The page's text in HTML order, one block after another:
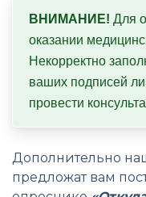
ВНИМАНИЕ! Для
оказании
Некорректно
ваших подписей
провести
Дополнительно
предложат вам